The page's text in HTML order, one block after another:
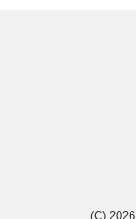
(C) 2026